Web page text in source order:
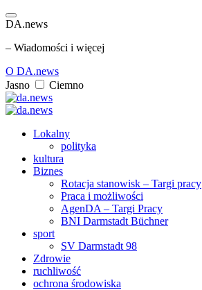
DA.news
– Wiadomości i więcej
O DA.news
Jasno
Ciemno
Lokalny
polityka
kultura
Biznes
Rotacja stanowisk – Targi pracy
Praca i możliwości
AgenDA – Targi Pracy
BNI Darmstadt Büchner
sport
SV Darmstadt 98
Zdrowie
ruchliwość
ochrona środowiska